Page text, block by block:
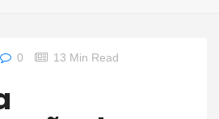
0 13 Min Read